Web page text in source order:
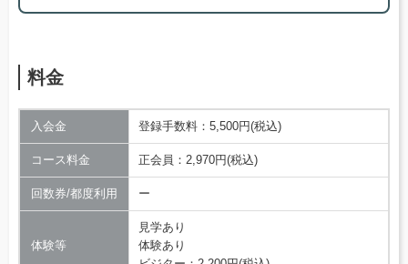
料金
入会金 登録手数料：5,500円(税込)
コース料金 正会員：2,970円(税込)
回数券/都度利用 ー
体験等
見学あり
体験あり